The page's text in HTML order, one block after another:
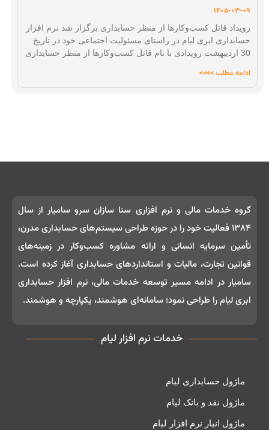
1405-03-09
رویداد قاتل کسب‌وکارها از منظر حسابداری برگزار شد نرم افزار
حسابداری ابری لیام در راستای مسئولیت اجتماعی خود در تاریخ
30 اردیبهشت رویدادی با نام قاتل کسب‌وکارها از منظر حسابداری
ادامه مطلب >>>>
گروه خدمات مالی و نرم‌ افزاری سنا سازان سرو سامیار از سال
۱۳۸۴ فعالیت خود را در حوزه طراحی سیستم‌های حسابداری مدرن،
تأمین سرمایه انسانی و ارائه مشاوره کسب‌وکار در زمینه‌های
قوانین تجارت، مالیات و استانداردهای حسابداری آغاز کرده است.
سامیار در ادامه مسیر توسعه خدمات مالی، نرم‌ افزار حسابداری
ابری لیام را طراحی نمود؛ سامانه‌ای هوشمند، یکپارچه و هوشمند.
خدمات نرم افزار لیام
ماژول حسابداری لیام
ماژول نقد و بانک لیام
ماژول انبار نرم افزار لیام